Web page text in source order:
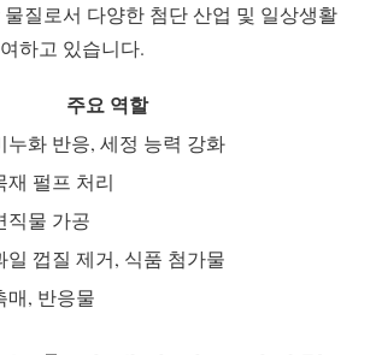
질로서 다양한 첨단 산업 및 일상생활
하고 있습니다.
주요 역할
누화 반응, 세정 능력 강화
재 펄프 처리
직물 가공
일 껍질 제거, 식품 첨가물
매, 반응물